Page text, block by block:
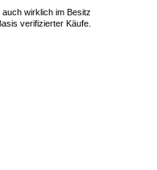
wirklich im Besitz
verifizierter Käufe.